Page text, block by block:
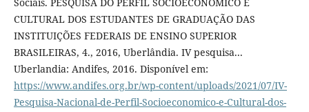
CULTURAL DOS ESTUDANTES DE GRADUAÇÃO DAS
INSTITUIÇÕES FEDERAIS DE ENSINO SUPERIOR
BRASILEIRAS, 4., 2016, Uberlândia. IV pesquisa...
Uberlandia: Andifes, 2016. Disponível em:
https://www.andifes.org.br/wp-content/uploads/2021/07/IV-
Pesquisa-Nacional-de-Perfil-Socioeconomico-e-Cultural-dos-